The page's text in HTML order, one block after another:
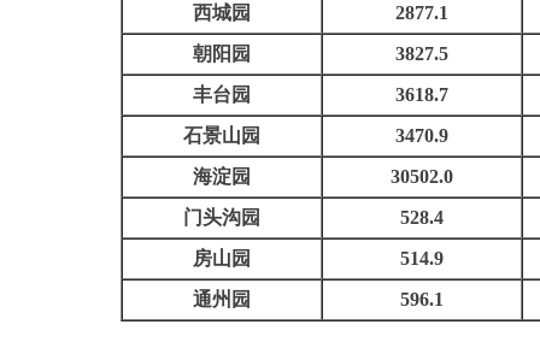
西城园
2877.1
朝阳园
3827.5
丰台园
3618.7
石景山园
3470.9
海淀园
30502.0
门头沟园
528.4
房山园
514.9
通州园
596.1